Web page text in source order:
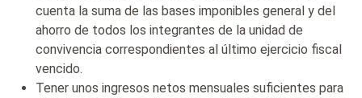
cuenta la suma de las bases imponibles general y del
ahorro de todos los integrantes de la unidad de
convivencia correspondientes al último ejercicio fiscal
vencido.
Tener unos ingresos netos mensuales suficientes para